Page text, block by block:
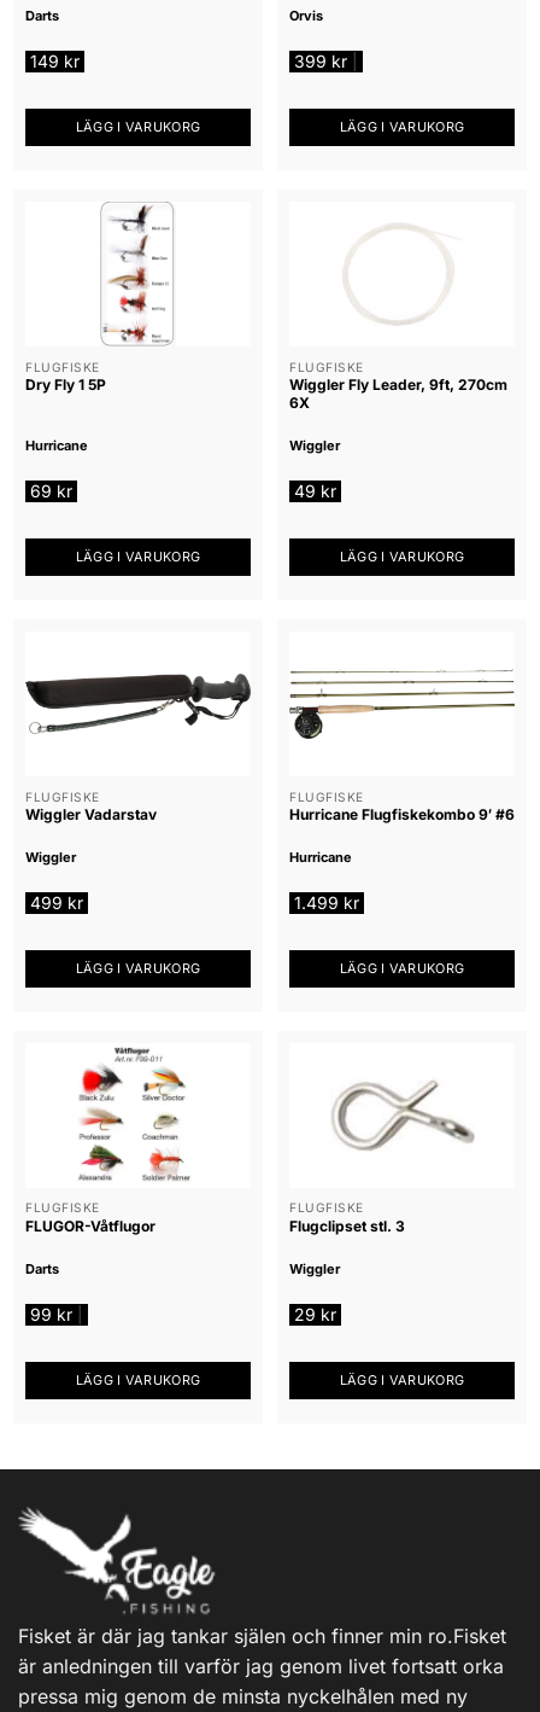
Darts
149 kr
LÄGG I VARUKORG
Orvis
399 kr
LÄGG I VARUKORG
FLUGFISKE
Dry Fly 1 5P
Hurricane
69 kr
LÄGG I VARUKORG
FLUGFISKE
Wiggler Fly Leader, 9ft, 270cm
6X
Wiggler
49 kr
LÄGG I VARUKORG
FLUGFISKE
Wiggler Vadarstav
Wiggler
499 kr
LÄGG I VARUKORG
FLUGFISKE
Hurricane Flugfiskekombo 9′ #6
Hurricane
1.499 kr
LÄGG I VARUKORG
FLUGFISKE
FLUGOR-Våtflugor
Darts
99 kr
LÄGG I VARUKORG
FLUGFISKE
Flugclipset stl. 3
Wiggler
29 kr
LÄGG I VARUKORG
Fisket är där jag tankar själen och finner min ro.Fisket
är anledningen till varför jag genom livet fortsatt orka
pressa mig genom de minsta nyckelhålen med ny